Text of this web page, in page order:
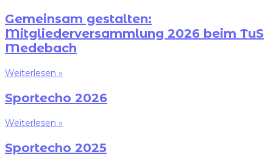
Gemeinsam gestalten:
Mitgliederversammlung 2026 beim TuS
Medebach
Weiterlesen »
Sportecho 2026
Weiterlesen »
Sportecho 2025